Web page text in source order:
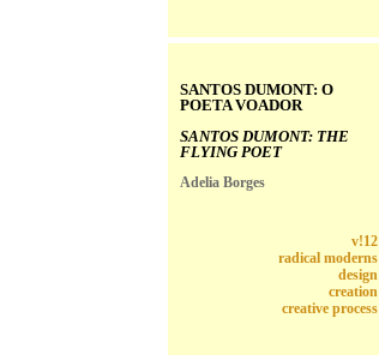
SANTOS DUMONT: O
POETA VOADOR
SANTOS DUMONT: THE
FLYING POET
Adelia Borges
v!12
radical moderns
design
creation
creative process